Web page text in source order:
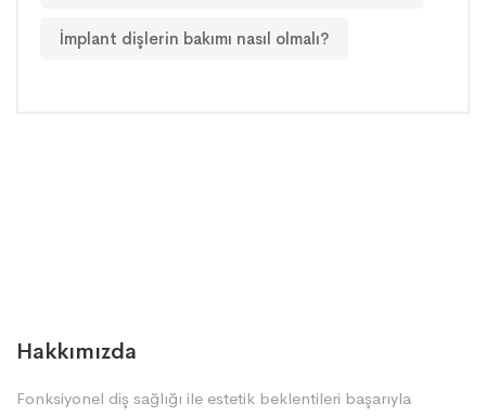
İmplant dişlerin bakımı nasıl olmalı?
Hakkımızda
Fonksiyonel diş sağlığı ile estetik beklentileri başarıyla